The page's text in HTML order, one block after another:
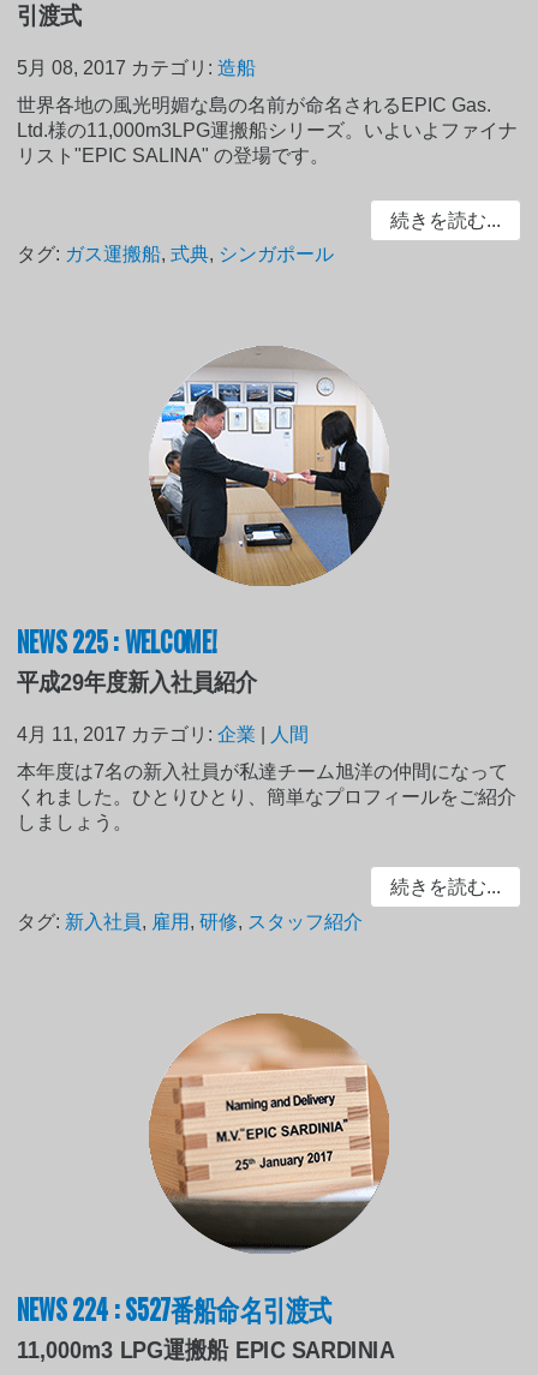
引渡式
5月 08, 2017 カテゴリ:造船
世界各地の風光明媚な島の名前が命名されるEPIC Gas.
Ltd.様の11,000m3LPG運搬船シリーズ。いよいよファイナ
リスト"EPIC SALINA" の登場です。
続きを読む...
タグ: ガス運搬船,式典, シンガポール
NEWS 225 : WELCOME!
平成29年度新入社員紹介
4月 11, 2017 カテゴリ:企業
人間
本年度は7名の新入社員が私達チーム旭洋の仲間になって
くれました。ひとりひとり、簡単なプロフィールをご紹介
しましょう。
続きを読む...
タグ: 新入社員, 雇用 ,研修, スタッフ紹介
NEWS 224 : S527番船命名引渡式
11,000m3 LPG運搬船 EPIC SARDINIA